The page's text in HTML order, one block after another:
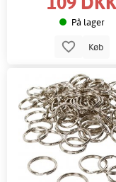
På lager
Køb